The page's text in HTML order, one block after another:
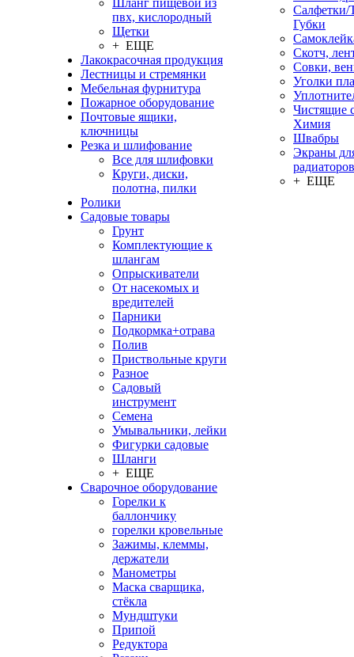
Шланг пищевой из
пвх, кислородный
Щетки
+ ЕЩЕ
Лакокрасочная продукция
Лестницы и стремянки
Мебельная фурнитура
Пожарное оборудование
Почтовые ящики,
ключницы
Резка и шлифование
Все для шлифовки
Круги, диски,
полотна, пилки
Ролики
Садовые товары
Грунт
Комплектующие к
шлангам
Опрыскиватели
От насекомых и
вредителей
Парники
Подкормка+отрава
Полив
Приствольные круги
Разное
Садовый
инструмент
Семена
Умывальники, лейки
Фигурки садовые
Шланги
+ ЕЩЕ
Сварочное оборудование
Горелки к
баллончику
горелки кровельные
Зажимы, клеммы,
держатели
Манометры
Маска сварщика,
стёкла
Мундштуки
Припой
Редуктора
Салфетки/
Губки
Скотч,
Совки,
Уголки
Чистящие
Химия
Швабры
Экраны
радиаторов
+ ЕЩЕ